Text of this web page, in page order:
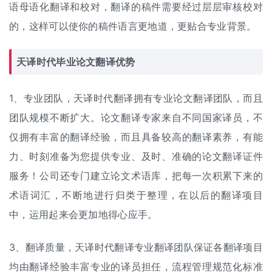
语母语化翻译和校对，翻译的稿件需要经过层层审核校对
的，这样可以使你的稿件语言更地道，更贴合专业背景。
天译时代毕业论文翻译优势
1、专业团队，天译时代翻译拥有专业论文翻译团队，而且
团队规模不断扩大。论文翻译专家来自不同国家译员，不
仅拥有丰富的翻译经验，而且具备较高的翻译素养，有能
力、时刻准备为您提供专业、及时、准确的论文翻译证件
服务！公司还专门建立论文术语库，把每一次积累下来的
术语词汇，不断地进行归类于整理，在以后的翻译项目
中，运用起来会更加地得心应手。
3、翻译质量，天译时代翻译专业翻译团队保证各翻译项目
均由翻译经验丰富专业的译员担任，流程管理规范化标准